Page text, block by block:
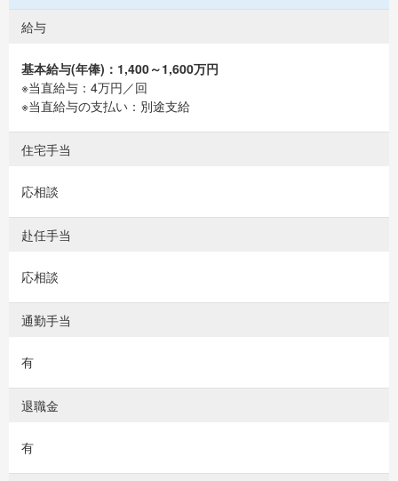
給与
基本給与(年俸)：1,400～1,600万円
※当直給与：4万円／回
※当直給与の支払い：別途支給
住宅手当
応相談
赴任手当
応相談
通勤手当
有
退職金
有